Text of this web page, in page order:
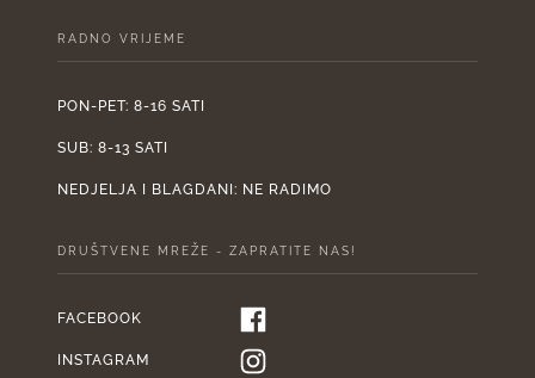
RADNO VRIJEME
PON-PET: 8-16 SATI
SUB: 8-13 SATI
NEDJELJA I BLAGDANI: NE RADIMO
DRUŠTVENE MREŽE - ZAPRATITE NAS!
FACEBOOK
INSTAGRAM